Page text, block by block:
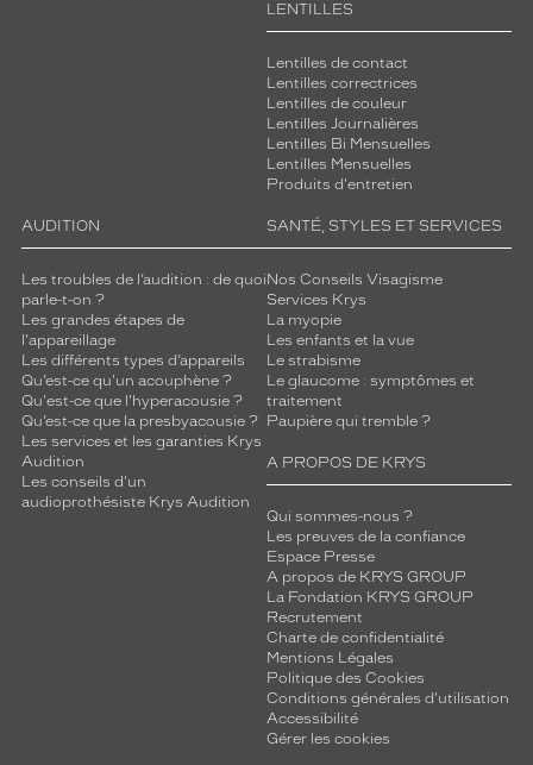
LENTILLES
Lentilles de contact
Lentilles correctrices
Lentilles de couleur
Lentilles Journalières
Lentilles Bi Mensuelles
Lentilles Mensuelles
Produits d'entretien
AUDITION
Les troubles de l’audition : de quoi
parle-t-on ?
Les grandes étapes de
l'appareillage
Les différents types d’appareils
Qu’est-ce qu'un acouphène ?
Qu'est-ce que l'hyperacousie ?
Qu’est-ce que la presbyacousie ?
Les services et les garanties Krys
Audition
Les conseils d'un
audioprothésiste Krys Audition
SANTÉ, STYLES ET SERVICES
Nos Conseils Visagisme
Services Krys
La myopie
Les enfants et la vue
Le strabisme
Le glaucome : symptômes et
traitement
Paupière qui tremble ?
A PROPOS DE KRYS
Qui sommes-nous ?
Les preuves de la confiance
Espace Presse
A propos de KRYS GROUP
La Fondation KRYS GROUP
Recrutement
Charte de confidentialité
Mentions Légales
Politique des Cookies
Conditions générales d'utilisation
Accessibilité
Gérer les cookies